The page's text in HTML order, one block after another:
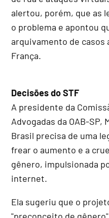
alertou, porém, que as
o problema e apontou
arquivamento de casos
França.
Decisões do STF
A presidente da
Advogadas da OAB-SP,
Brasil precisa de uma
frear o aumento e a
gênero, impulsionada
internet.
Ela sugeriu que o